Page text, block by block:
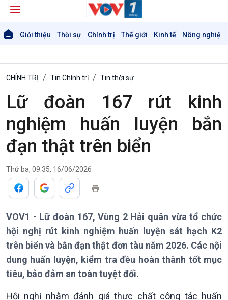
Giới thiệu Thời sự Chính trị Thế giới Kinh tế Nông nghiệp
Giới thiệu
Thời sự
Thời sự 6h
Thời sự 12h
Thời sự 18h
Thời sự 21h30
Chuyên mục
CHÍNH TRỊ Tin Chính trị Tin thời sự
Lữ đoàn 167 rút kinh
nghiệm huấn luyện bắn
đạn thật trên biển
Thứ ba, 09:35, 16/06/2026
VOV1 - Lữ đoàn 167, Vùng 2 Hải quân vừa tổ chức
hội nghị rút kinh nghiệm huấn luyện sát hạch K2
trên biển và bắn đạn thật đơn tàu năm 2026. Các nội
dung huấn luyện, kiểm tra đều hoàn thành tốt mục
tiêu, bảo đảm an toàn tuyệt đối.
Hội nghị nhằm đánh giá thực chất công tác huấn